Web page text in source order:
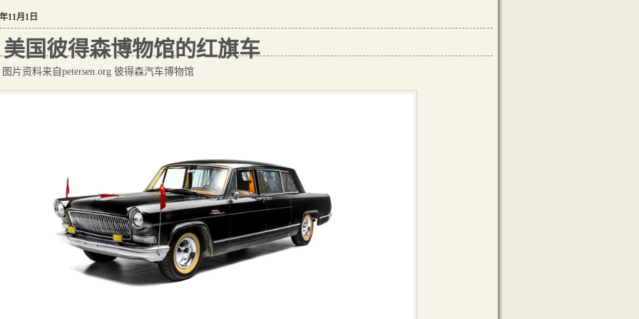
11月1日
美国彼得森博物馆的红旗车
图片资料来自petersen.org 彼得森汽车博物馆